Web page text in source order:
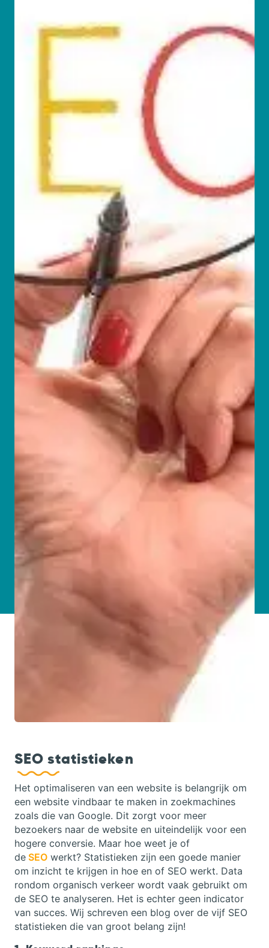
SEO statistieken
Het optimaliseren van een website is belangrijk om
een website vindbaar te maken in zoekmachines
zoals die van Google. Dit zorgt voor meer
bezoekers naar de website en uiteindelijk voor een
hogere conversie. Maar hoe weet je of
de SEO werkt? Statistieken zijn een goede manier
om inzicht te krijgen in hoe en of SEO werkt. Data
rondom organisch verkeer wordt vaak gebruikt om
de SEO te analyseren. Het is echter geen indicator
van succes. Wij schreven een blog over de vijf SEO
statistieken die van groot belang zijn!